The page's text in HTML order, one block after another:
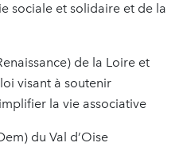
sociale et solidaire et de la
de la Loire et
visant à soutenir
la vie associative
du Val d’Oise